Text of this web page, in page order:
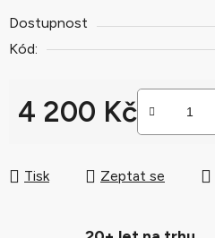
Dostupnost
Kód:
4 200 Kč
Tisk Zeptat se